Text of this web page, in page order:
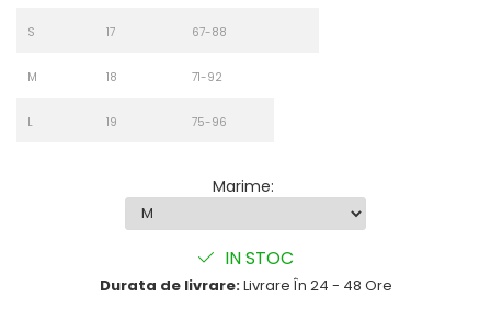
S 17 67-88
M 18 71-92
L 19 75-96
Marime:
IN STOC
Durata de livrare:Livrare În 24 - 48 Ore